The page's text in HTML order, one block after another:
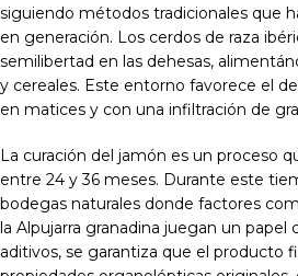
siguiendo métodos tradicionales que
en generación. Los cerdos de raza
semilibertad en las dehesas,
y cereales. Este entorno favorece el
en matices y con una infiltración de
La curación del jamón es un proceso
entre 24 y 36 meses. Durante este
bodegas naturales donde factores
la Alpujarra granadina juegan un papel
aditivos, se garantiza que el producto